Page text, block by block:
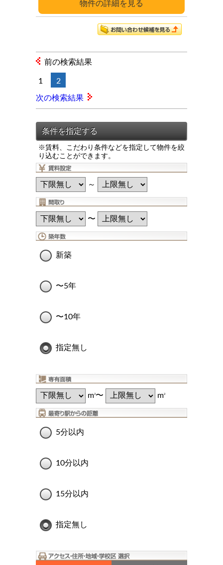
※賃料、こだわり条件などを指定して物件を絞
り込むことができます。
～
〜
新築
〜5年
〜10年
指定無し
m2〜 m2
5分以内
10分以内
15分以内
指定無し
詳細
前の検索結果
1 2
次の検索結果